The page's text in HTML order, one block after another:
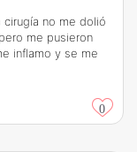
cirugía no me dolió
me pusieron
inflamo y se me
0